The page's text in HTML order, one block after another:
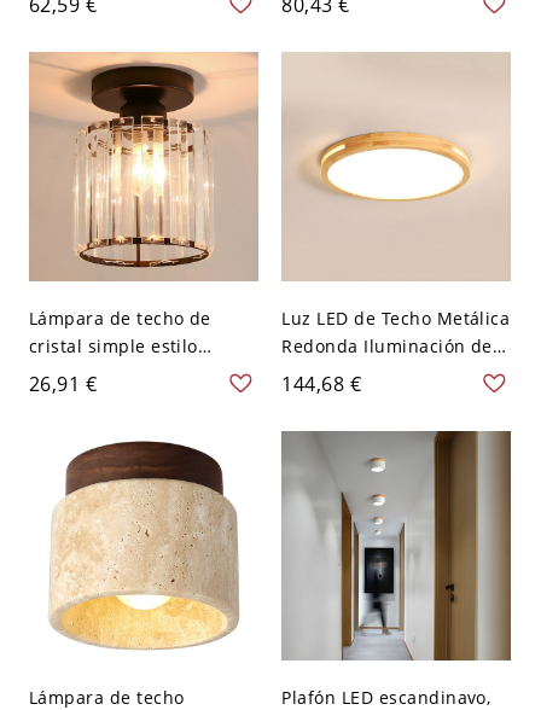
texturizado 110 A 120 V
22,86 cm Blanco
vidrio en latón - 110 A 120
V Cilindro
Lámpara de techo de
cristal simple estilo
moderno para pasillo y
corredor - 110 A 120 V
26,91 €
Luz LED de Techo Metálica
Redonda Iluminación de
Techo Moderna Amarilla
para Habitación - Amarillo
110 A 120 V 30,48 cm
144,68 €
Lámpara de techo
Plafón LED escandinavo,